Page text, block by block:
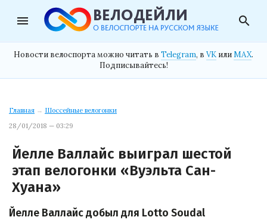
menu search
Новости велоспорта можно читать в Telegram, в VK илиMAX.
Подписывайтесь!
Главная → Шоссейные велогонки
28/01/2018 — 03:29
Йелле Валлайс выиграл шестой
этап велогонки «Вуэльта Сан-
Хуана»
Йелле Валлайс добыл для Lotto Soudal